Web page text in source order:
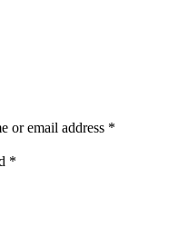
or email address *
*